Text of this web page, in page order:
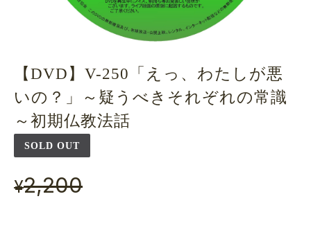
【DVD】V-250「えっ、わたしが悪
いの？」～疑うべきそれぞれの常識
～初期仏教法話
SOLD OUT
¥2,200